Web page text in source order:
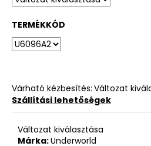
TERMÉKKÓD
Várható kézbesítés: Változat
Szállítási lehetőségek
Változat kiválasztása
Márka:Underworld